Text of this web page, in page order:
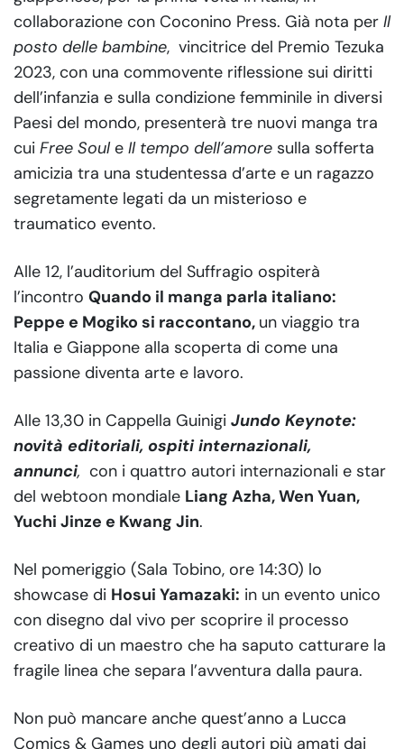
collaborazione con Coconino Press. Già nota per Il
posto delle bambine, vincitrice del Premio Tezuka
2023, con una commovente riflessione sui diritti
dell’infanzia e sulla condizione femminile in diversi
Paesi del mondo, presenterà tre nuovi manga tra
cui Free Soule Il tempo dell’amore sulla sofferta
amicizia tra una studentessa d’arte e un ragazzo
segretamente legati da un misterioso e
traumatico evento.
Alle 12, l’auditorium del Suffragio ospiterà
l’incontro Quando il manga parla italiano:
Peppe e Mogiko si raccontano, un viaggio tra
Italia e Giappone alla scoperta di come una
passione diventa arte e lavoro.
Alle 13,30 in Cappella Guinigi Jundo Keynote:
novità editoriali, ospiti internazionali,
annunci, con i quattro autori internazionali e star
del webtoon mondiale Liang Azha, Wen Yuan,
Yuchi Jinze e Kwang Jin.
Nel pomeriggio (Sala Tobino, ore 14:30) lo
showcase di Hosui Yamazaki: in un evento unico
con disegno dal vivo per scoprire il processo
creativo di un maestro che ha saputo catturare la
fragile linea che separa l’avventura dalla paura.
Non può mancare anche quest’anno a Lucca
Comics & Games uno degli autori più amati dai